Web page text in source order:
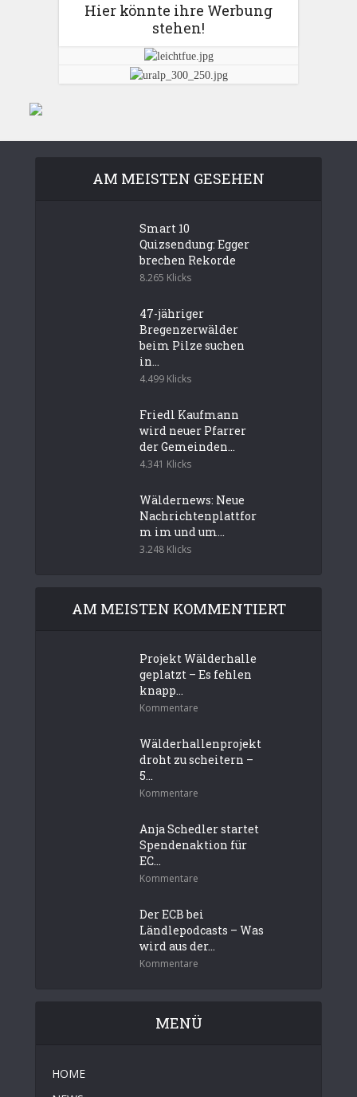
Hier könnte ihre Werbung
stehen!
AM MEISTEN GESEHEN
Smart 10
Quizsendung: Egger
brechen Rekorde
8.265 Klicks
47-jähriger
Bregenzerwälder
beim Pilze suchen
in...
4.499 Klicks
Friedl Kaufmann
wird neuer Pfarrer
der Gemeinden...
4.341 Klicks
Wäldernews: Neue
Nachrichtenplattfor
m im und um...
3.248 Klicks
AM MEISTEN KOMMENTIERT
Projekt Wälderhalle
geplatzt – Es fehlen
knapp...
Kommentare
Wälderhallenprojekt
droht zu scheitern –
5...
Kommentare
Anja Schedler startet
Spendenaktion für
EC...
Kommentare
Der ECB bei
Ländlepodcasts – Was
wird aus der...
Kommentare
MENÜ
HOME